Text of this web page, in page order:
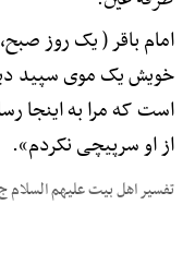
امام باقر ( یک روز
خویش یک موی سپید
است که مرا به اینجا
از او سرپیچی نکردم».
تفسیر اهل بیت علیهم السلام ج۹،